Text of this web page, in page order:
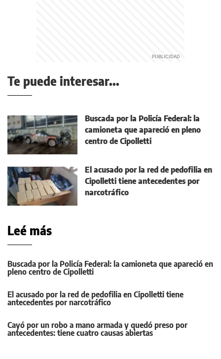
Te puede interesar...
Buscada por la Policía Federal: la
camioneta que apareció en pleno
centro de Cipolletti
El acusado por la red de pedofilia en
Cipolletti tiene antecedentes por
narcotráfico
Leé más
Buscada por la Policía Federal: la camioneta que apareció en
pleno centro de Cipolletti
El acusado por la red de pedofilia en Cipolletti tiene
antecedentes por narcotráfico
Cayó por un robo a mano armada y quedó preso por
antecedentes: tiene cuatro causas abiertas